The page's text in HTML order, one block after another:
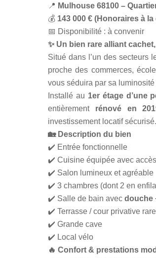
📍 Mulhouse 68100 –
💰 143 000 € (Honoraires à
📅 Disponibilité : à convenir
✨Un bien rare alliant
Situé dans l’un des secteurs
proche des commerces,
vous séduira par sa
Installé au 1er étage d’une
entièrement rénové en
investissement locatif sécurisé.
🏡Description du bien
✔️ Entrée fonctionnelle
✔️ Cuisine équipée avec
✔️ Salon lumineux et agréable
✔️ 3 chambres (dont 2 en
✔️ Salle de bain avec douche
✔️ Terrasse / cour privative
✔️ Grande cave
✔️ Local vélo
🔥 Confort & prestations